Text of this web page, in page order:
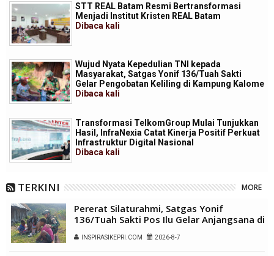
STT REAL Batam Resmi Bertransformasi
Menjadi Institut Kristen REAL Batam
Dibaca kali
Wujud Nyata Kepedulian TNI kepada
Masyarakat, Satgas Yonif 136/Tuah Sakti
Gelar Pengobatan Keliling di Kampung Kalome
Dibaca kali
Transformasi TelkomGroup Mulai Tunjukkan
Hasil, InfraNexia Catat Kinerja Positif Perkuat
Infrastruktur Digital Nasional
Dibaca kali
TERKINI MORE
Pererat Silaturahmi, Satgas Yonif
136/Tuah Sakti Pos Ilu Gelar Anjangsana di
INSPIRASIKEPRI.COM 2026-8-7